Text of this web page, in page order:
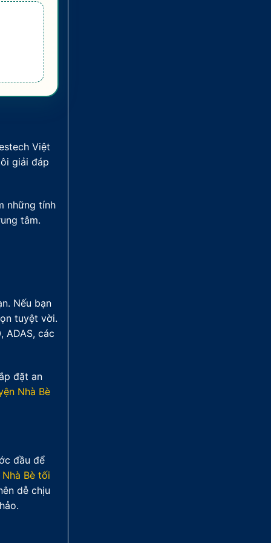
Việt
giải đáp
những tính
tâm.
Nếu bạn
tuyệt vời.
ADAS, các
đặt an
Nhà Bè
đầu để
Bè tối
dễ chịu